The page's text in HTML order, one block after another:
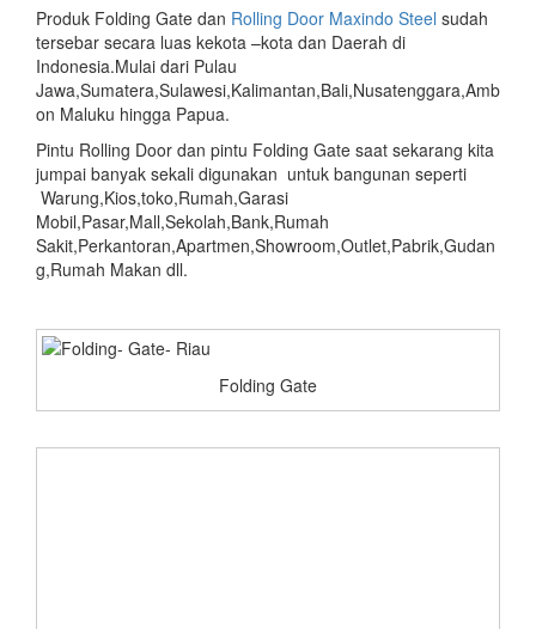
Produk Folding Gate dan Rolling Door Maxindo Steel sudah
tersebar secara luas kekota –kota dan Daerah di
Indonesia.Mulai dari Pulau
Jawa,Sumatera,Sulawesi,Kalimantan,Bali,Nusatenggara,Amb
on Maluku hingga Papua.
Pintu Rolling Door dan pintu Folding Gate saat sekarang kita
jumpai banyak sekali digunakan untuk bangunan seperti
Warung,Kios,toko,Rumah,Garasi
Mobil,Pasar,Mall,Sekolah,Bank,Rumah
Sakit,Perkantoran,Apartmen,Showroom,Outlet,Pabrik,Gudan
g,Rumah Makan dll.
Folding Gate